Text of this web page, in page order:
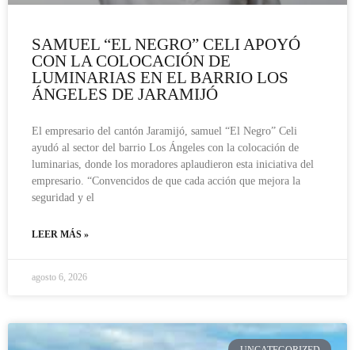
SAMUEL “EL NEGRO” CELI APOYÓ
CON LA COLOCACIÓN DE
LUMINARIAS EN EL BARRIO LOS
ÁNGELES DE JARAMIJÓ
El empresario del cantón Jaramijó, samuel “El Negro” Celi
ayudó al sector del barrio Los Ángeles con la colocación de
luminarias, donde los moradores aplaudieron esta iniciativa del
empresario. “Convencidos de que cada acción que mejora la
seguridad y el
LEER MÁS »
agosto 6, 2026